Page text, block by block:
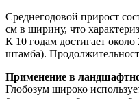
Среднегодовой прирост
см в ширину, что
К 10 годам достигает
штамба).
Применение в
Глобозум широко